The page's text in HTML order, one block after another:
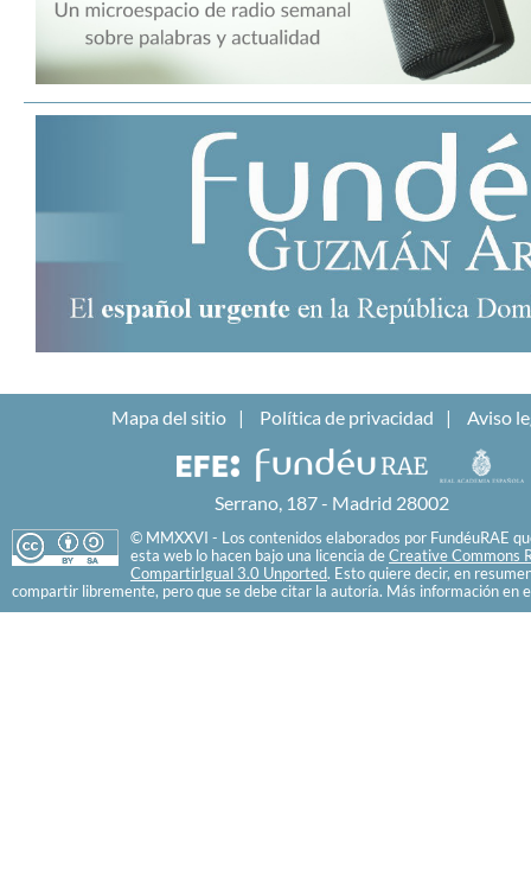
Mapa del sitio Política de privacidad Aviso
Serrano, 187 - Madrid 28002
© MMXXVI - Los contenidos elaborados por FundéuRAE
esta web lo hacen bajo una licencia de Creative Commons
CompartirIgual 3.0 Unported. Esto quiere decir, en
compartir libremente, pero que se debe citar la autoría. Más información en